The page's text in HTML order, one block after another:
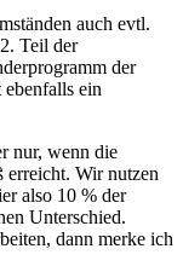
auch evtl.
Teil der
der
ein
nur, wenn die
erreicht. Wir nutzen
also 10 % der
Unterschied.
dann merke ich